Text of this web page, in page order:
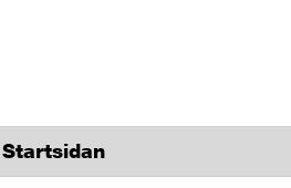
Startsidan